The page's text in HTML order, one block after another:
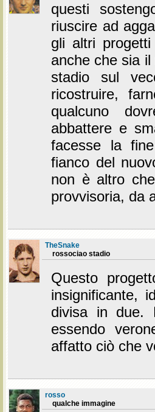
questi
riuscire ad
gli altri
anche che sia
stadio sul
ricostruire,
qualcuno
abbattere e
facesse la
fianco del
non è altro
provvisoria, da
TheSnake
rossociao stadio
Questo
insignificante,
divisa in due.
essendo
affatto ciò che
rosso
qualche immagine